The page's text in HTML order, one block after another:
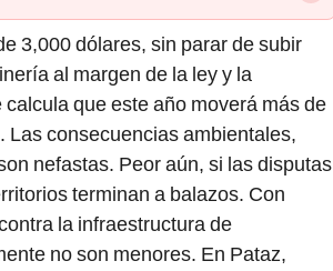
3,000 dólares, sin parar de subir
al margen de la ley y la
que este año moverá más de
Las consecuencias ambientales,
nefastas. Peor aún, si las disputas
terminan a balazos. Con
la infraestructura de
no son menores. En Pataz,